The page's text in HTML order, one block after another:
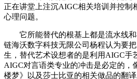
正在讲堂上注沉AIGC相关培训并控制
心理问题。
它所能替代的根基上都是流水线和
链海沃数字科技无限公司杨程认为要
生，替代艺术设想者的是利用AIGC手
AIGC对言语类专业的冲击是必定的，
楼梦》以及莎士比亚的相关做品的翻